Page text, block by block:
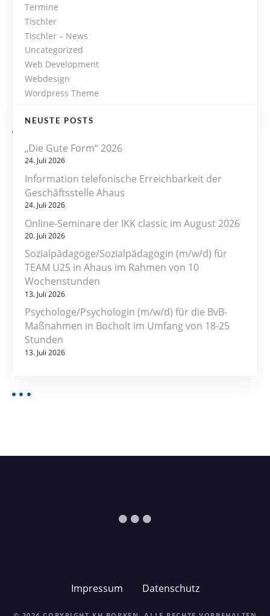
Termine
Tischler
Tischler – News
Uncategorized
Web Development
Webdesign
Wordpress Theme
NEUSTE POSTS
„Die Gute Form“ 2026
24. Juli 2026
Information telefonische Erreichbarkeit der
Geschäftsstelle Ahaus
24. Juli 2026
Online-Seminare der IKK classic im August 2026
20. Juli 2026
Sozialpädagoge/Sozialpädagogin (m/w/d) für
TEAM U25 in Ahaus im Rahmen von 10
Wochenstunden
13. Juli 2026
Psychologe/Psychologin (m/w/d) für die BvB-
Maßnahmen in Bocholt im Umfang von 18-25
Stunden
13. Juli 2026
Impressum Datenschutz